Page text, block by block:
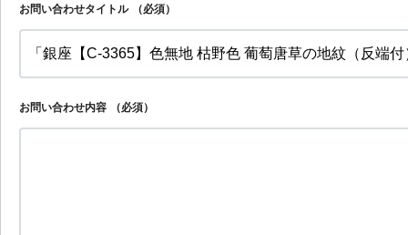
お問い合わせタイトル （必須）
お問い合わせ内容 （必須）